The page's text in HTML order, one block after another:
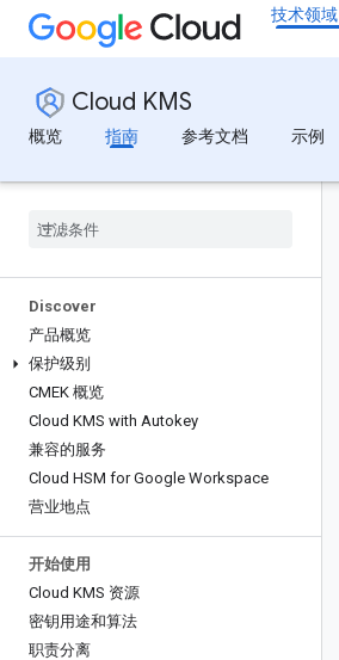
技术领域
Cloud KMS
概览
指南 参考文档 示例
Discover
产品概览
保护级别
CMEK 概览
Cloud KMS with Autokey
兼容的服务
Cloud HSM for Google Workspace
营业地点
开始使用
Cloud KMS 资源
密钥用途和算法
职责分离